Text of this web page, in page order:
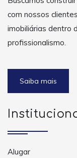
com nossos
imobiliárias dentro
profissionalismo.
Saiba mais
Alugar